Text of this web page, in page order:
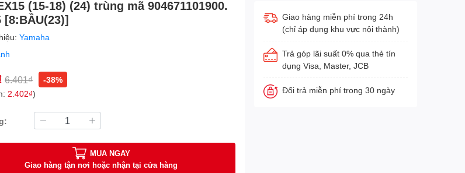
(15-18) (24) trùng mã 904671101900.
[8:BẦU(23)]
Yamaha
6.401₫
-38%
2.402₫)
MUA NGAY
Giao hàng tận nơi hoặc nhận tại cửa hàng
Giao hàng miễn phí trong 24h
(chỉ áp dụng khu vực nội thành)
Trả góp lãi suất 0% qua thẻ tín
dụng Visa, Master, JCB
Đổi trả miễn phí trong 30 ngày